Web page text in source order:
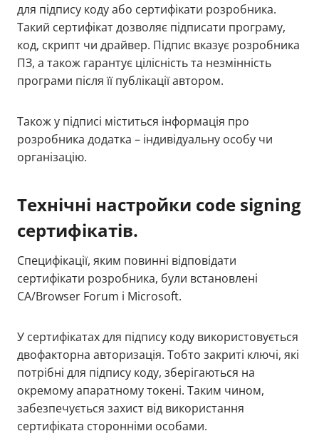
для підпису коду або сертифікати розробника.
Такий сертифікат дозволяє підписати програму,
код, скрипт чи драйвер. Підпис вказує розробника
ПЗ, а також гарантує цілісність та незмінність
програми після її публікації автором.
Також у підписі міститься інформація про
розробника додатка – індивідуальну особу чи
організацію.
Технічні настройки code signing
сертифікатів.
Специфікації, яким повинні відповідати
сертифікати розробника, були встановлені
CA/Browser Forum і Microsoft.
У сертифікатах для підпису коду використовується
двофакторна авторизація. Тобто закриті ключі, які
потрібні для підпису коду, зберігаються на
окремому апаратному токені. Таким чином,
забезпечується захист від використання
сертифіката сторонніми особами.